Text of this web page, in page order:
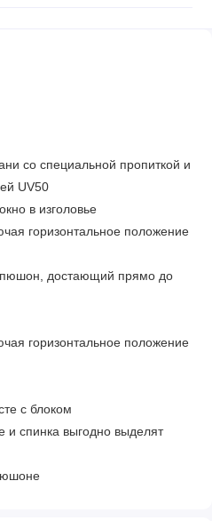
со специальной пропиткой и
UV50
в изголовье
горизонтальное положение
достающий прямо до
горизонтальное положение
с блоком
и спинка выгодно выделят